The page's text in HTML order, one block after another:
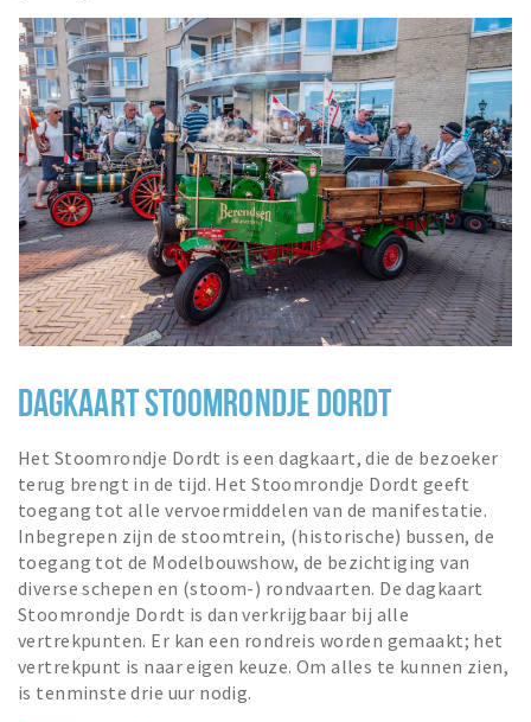
DAGKAART STOOMRONDJE DORDT
Het Stoomrondje Dordt is een dagkaart, die de bezoeker
terug brengt in de tijd. Het Stoomrondje Dordt geeft
toegang tot alle vervoermiddelen van de manifestatie.
Inbegrepen zijn de stoomtrein, (historische) bussen, de
toegang tot de Modelbouwshow, de bezichtiging van
diverse schepen en (stoom-) rondvaarten. De dagkaart
Stoomrondje Dordt is dan verkrijgbaar bij alle
vertrekpunten. Er kan een rondreis worden gemaakt; het
vertrekpunt is naar eigen keuze. Om alles te kunnen zien,
is tenminste drie uur nodig.